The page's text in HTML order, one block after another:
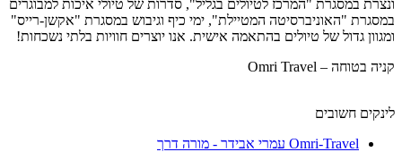
ונצרת במסגרת "המרכז לטיולים בגליל", סדרות של טיולי איכות למבוגרים
במסגרת "האוניברסיטה המטיילת", ימי כיף וגיבוש במסגרת "אקשן-רייס"
ומגוון גדול של טיולים בהתאמה אישית. אנו יוצרים חוויות בלתי נשכחות!
קניה בטוחה – Omri Travel
לינקים חשובים
Omri-Travel עמרי אבידר - מורה דרך